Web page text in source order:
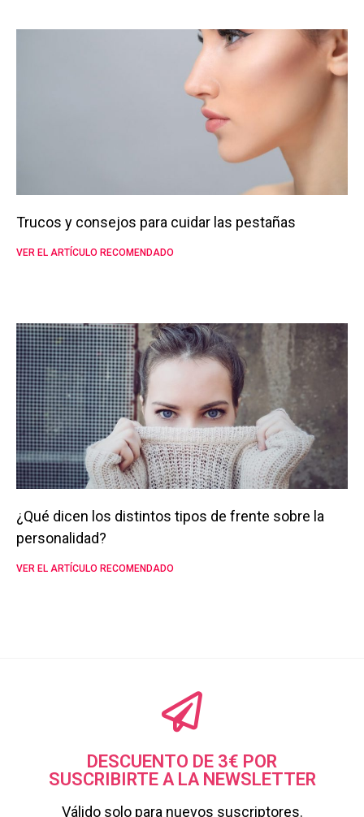
Trucos y consejos para cuidar las pestañas
VER EL ARTÍCULO RECOMENDADO
¿Qué dicen los distintos tipos de frente sobre la
personalidad?
VER EL ARTÍCULO RECOMENDADO
DESCUENTO DE 3€ POR
SUSCRIBIRTE A LA NEWSLETTER
Válido solo para nuevos suscriptores.